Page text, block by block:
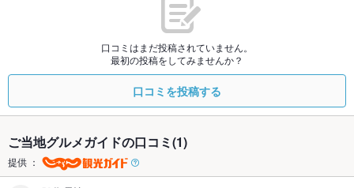
口コミはまだ投稿されていません。
最初の投稿をしてみませんか？
口コミを投稿する
ご当地グルメガイドの口コミ(1)
提供 ：